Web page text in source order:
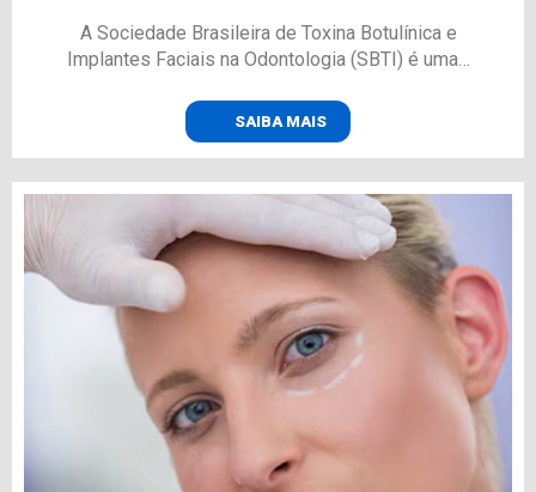
A Sociedade Brasileira de Toxina Botulínica e
Implantes Faciais na Odontologia (SBTI) é uma…
SAIBA MAIS